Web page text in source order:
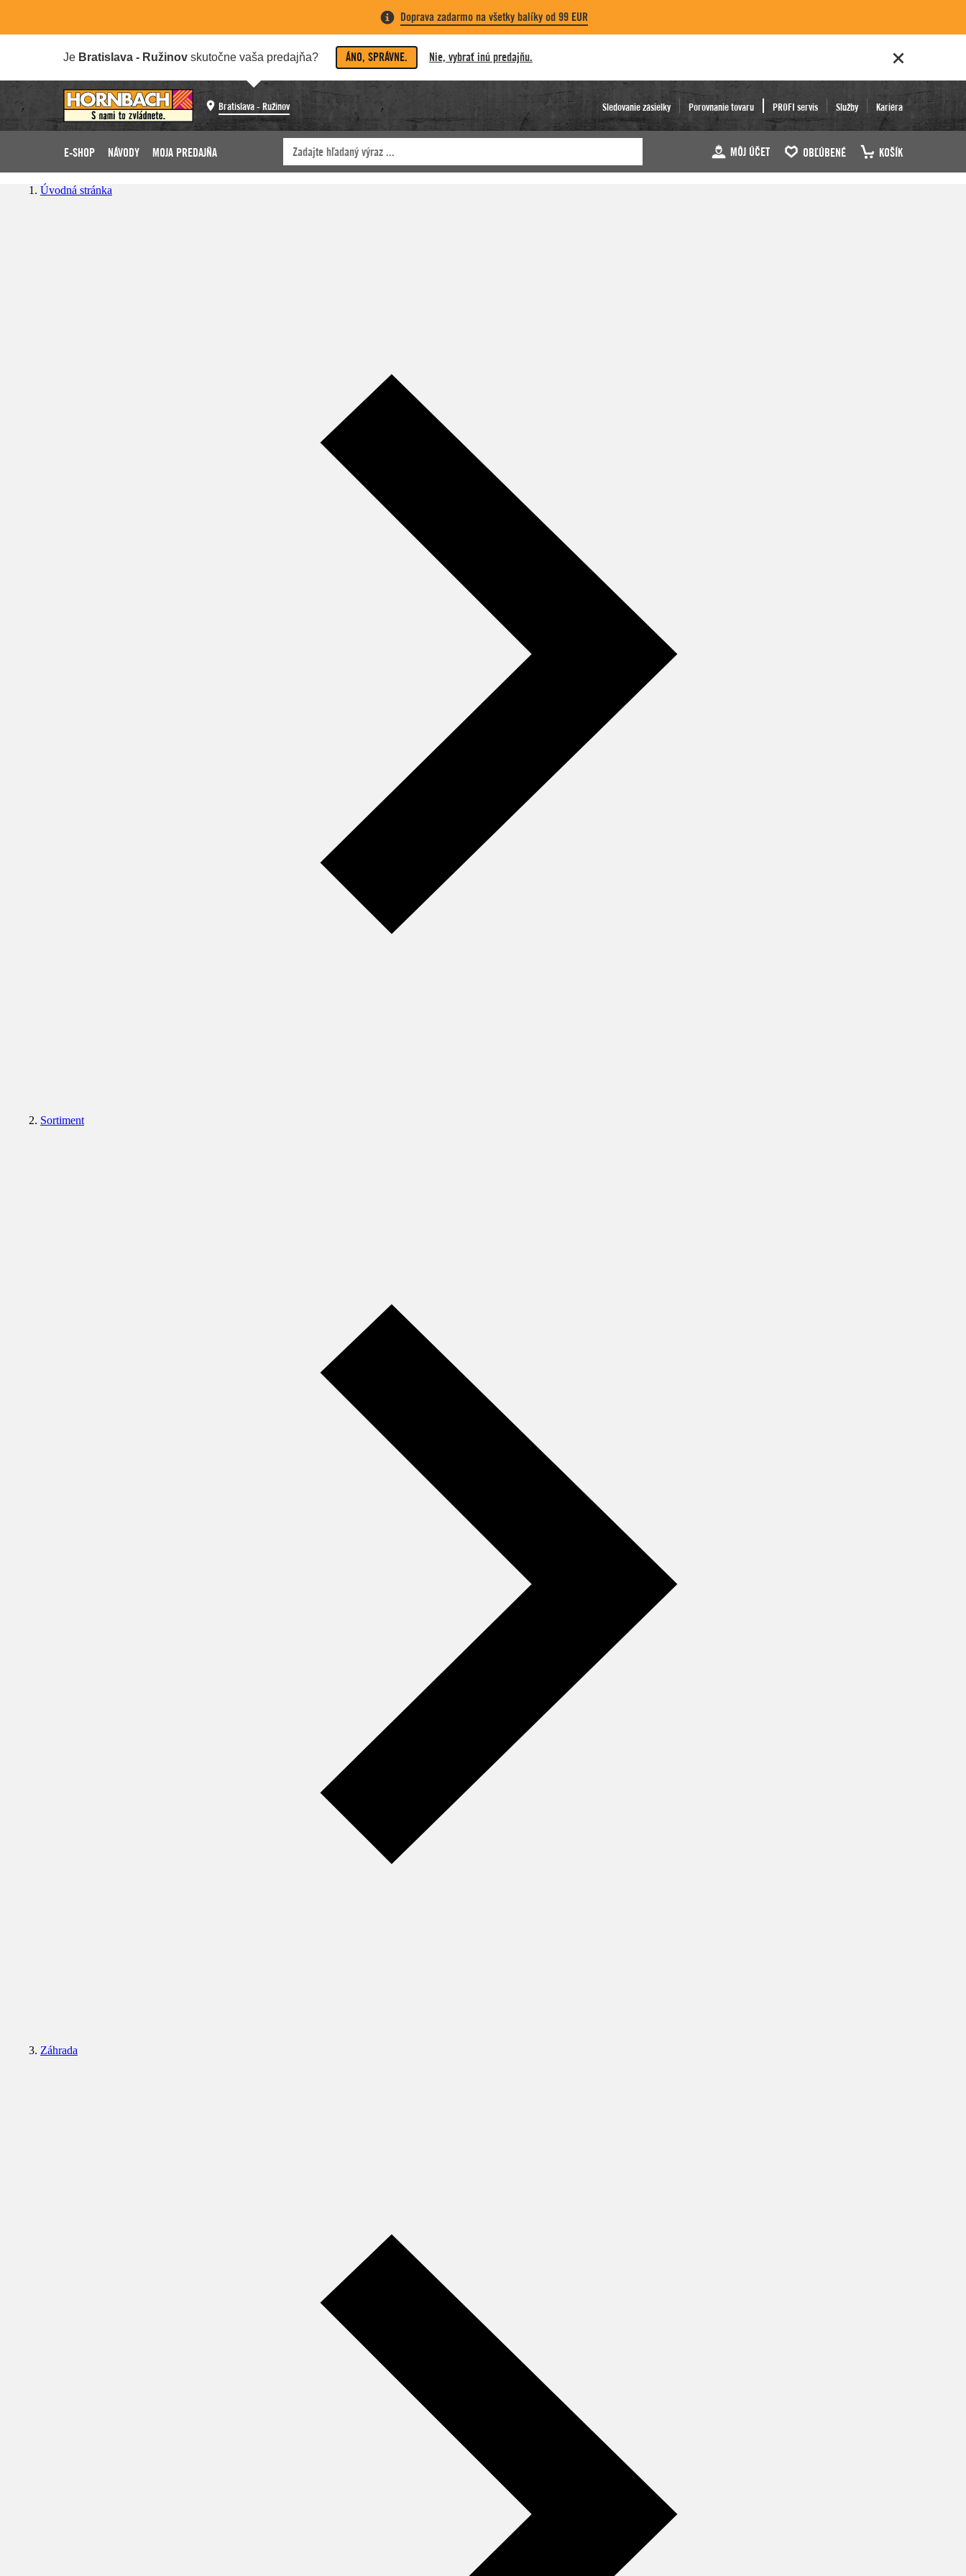
Doprava zadarmo na všetky balíky od 99 EUR
Je Bratislava - Ružinov skutočne vaša predajňa? ÁNO, SPRÁVNE. Nie, vybrať inú predajňu.
Bratislava - Ružinov Sledovanie zásielky Porovnanie tovaru PROFI servis Služby Kariéra
E-SHOP NÁVODY MOJA PREDAJŇA MÔJ ÚČET OBĽÚBENÉ KOŠÍK
Úvodná stránka
Sortiment
Záhrada